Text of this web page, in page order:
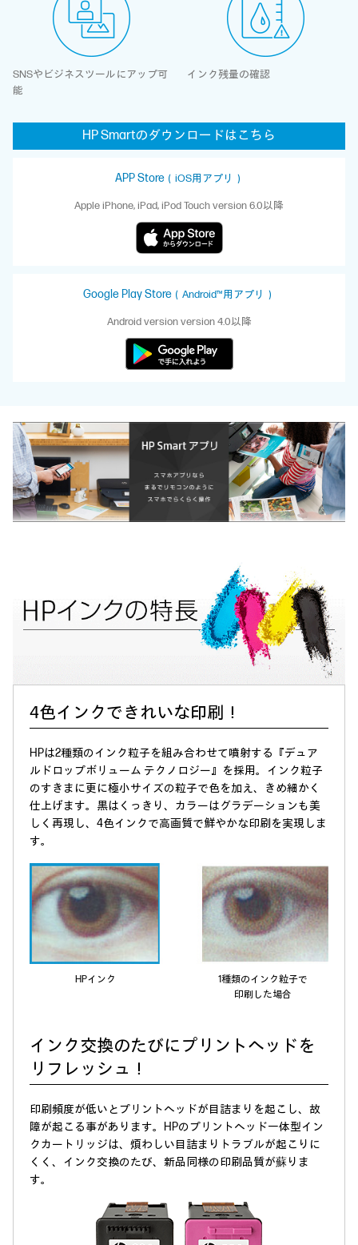
SNSやビジネスツールにアップ可
能
インク残量の確認
HP Smartのダウンロードはこちら
APP Store（iOS用アプリ）
Apple iPhone, iPad, iPod Touch version 6.0以降
Google Play Store （Android™用アプリ）
Android version version 4.0以降
4色インクできれいな印刷！
HPは2種類のインク粒子を組み合わせて噴射する『デュア
ルドロップボリューム テクノロジー』を採用。インク粒子
のすきまに更に極小サイズの粒子で色を加え、きめ細かく
仕上げます。黒はくっきり、カラーはグラデーションも美
しく再現し、4色インクで高画質で鮮やかな印刷を実現しま
す。
HPインク
1種類のインク粒子で
印刷した場合
インク交換のたびにプリントヘッドを
リフレッシュ！
印刷頻度が低いとプリントヘッドが目詰まりを起こし、故
障が起こる事があります。HPのプリントヘッド一体型イン
クカートリッジは、煩わしい目詰まりトラブルが起こりに
くく、インク交換のたび、新品同様の印刷品質が蘇りま
す。